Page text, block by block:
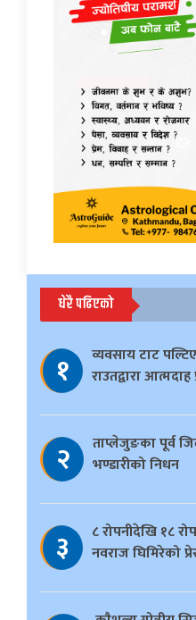
धेरै पढिएको
१
व्यवसाय टाट
राउतद्वारा आत्मदाह
२
ताप्लेजुङका पूर्व
भण्डारीको निधन
३
८ रोपनीदेखि १८
नवराज घिमिरेको